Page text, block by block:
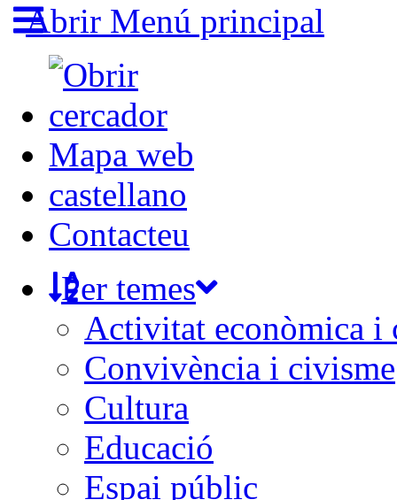
Abrir Menú principal
Mapa web
castellano
Contacteu
Per temes
Activitat econòmica i
Convivència i civisme
Cultura
Educació
Espai públic